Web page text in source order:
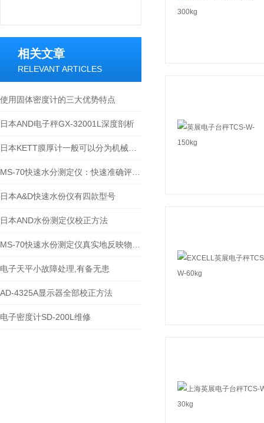
相关文章
RELEVANT ARTICLES
使用固体密度计的三大优势特点
日本AND电子秤GX-32001L深度剖析
日本A&D快速水份仪有四款型号
日本AND水份测定仪校正方法
电子天平小故障处理,有备无患
AD-4325A显示器全部校正方法
电子密度计SD-200L维修